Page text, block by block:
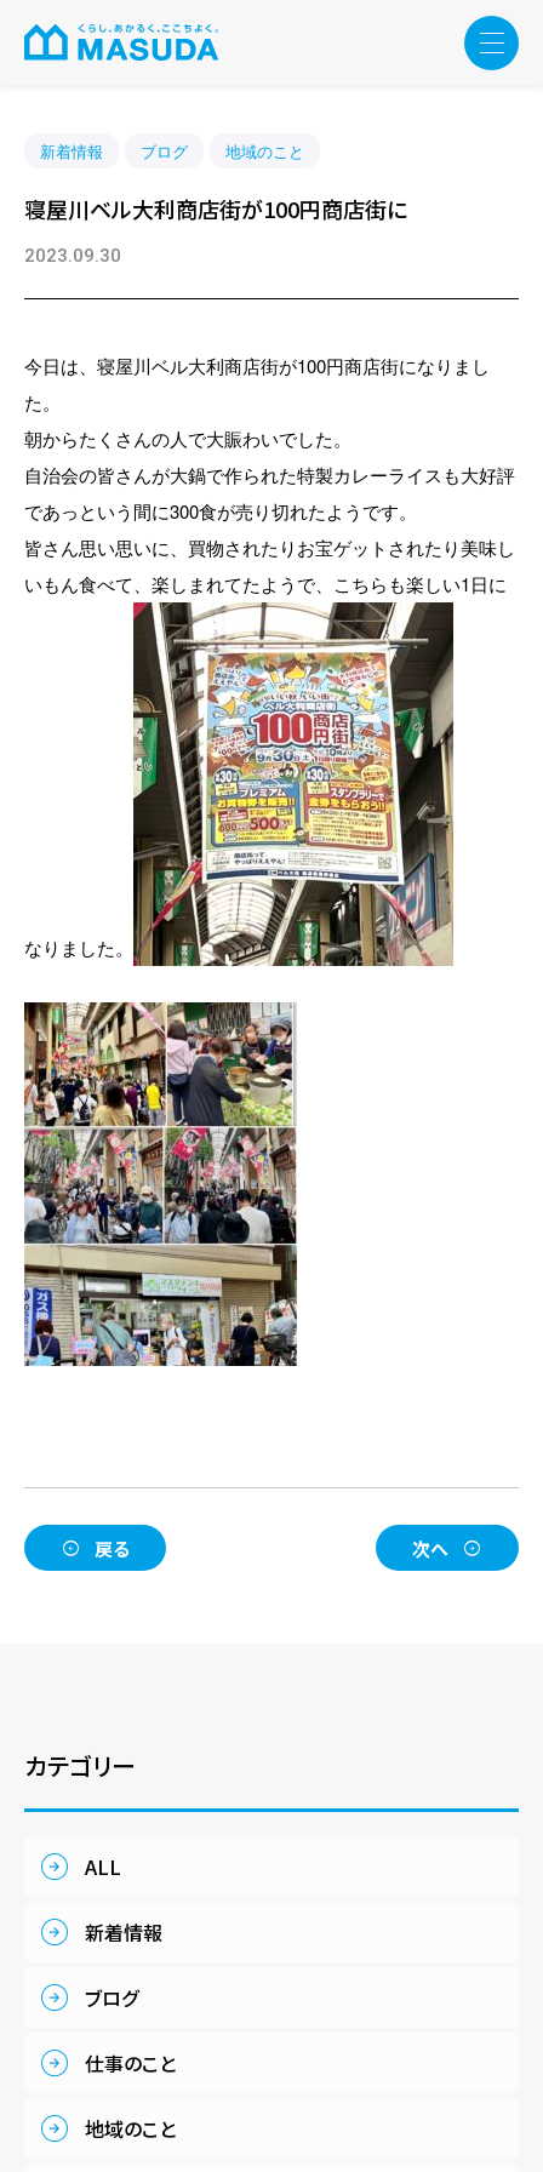
新着情報 ブログ 地域のこと
寝屋川ベル大利商店街が100円商店街に
2023.09.30
今日は、寝屋川ベル大利商店街が100円商店街になりまし
た。
朝からたくさんの人で大賑わいでした。
自治会の皆さんが大鍋で作られた特製カレーライスも大好評
であっという間に300食が売り切れたようです。
皆さん思い思いに、買物されたりお宝ゲットされたり美味し
いもん食べて、楽しまれてたようで、こちらも楽しい1日に
なりました。
戻る 次へ
カテゴリー
ALL
新着情報
ブログ
仕事のこと
地域のこと